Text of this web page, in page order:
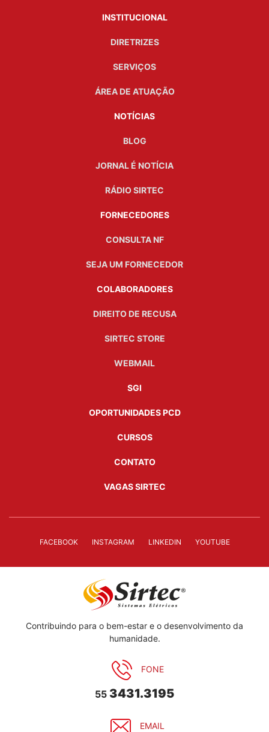
INSTITUCIONAL
DIRETRIZES
SERVIÇOS
ÁREA DE ATUAÇÃO
NOTÍCIAS
BLOG
JORNAL É NOTÍCIA
RÁDIO SIRTEC
FORNECEDORES
CONSULTA NF
SEJA UM FORNECEDOR
COLABORADORES
DIREITO DE RECUSA
SIRTEC STORE
WEBMAIL
SGI
OPORTUNIDADES PCD
CURSOS
CONTATO
VAGAS SIRTEC
FACEBOOK INSTAGRAM LINKEDIN YOUTUBE
Contribuindo para o bem-estar e o desenvolvimento da
humanidade.
FONE
55 3431.3195
EMAIL